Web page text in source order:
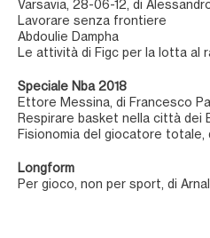
Varsavia, 28-06-12, di
Lavorare senza frontiere
Abdoulie Dampha
Le attività di Figc per la lotta al
Speciale Nba 2018
Ettore Messina, di Francesco
Respirare basket nella città dei
Fisionomia del giocatore totale,
Longform
Per gioco, non per sport, di